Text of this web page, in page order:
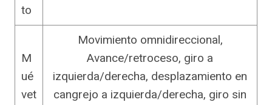
to
M
ué
vet
Movimiento omnidireccional,
Avance/retroceso, giro a
izquierda/derecha, desplazamiento en
cangrejo a izquierda/derecha, giro sin